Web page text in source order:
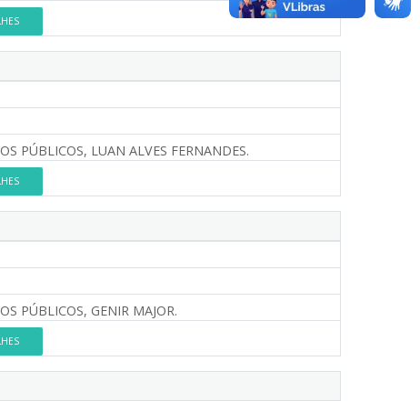
PÚBLICOS, LUAN ALVES FERNANDES.
PÚBLICOS, GENIR MAJOR.